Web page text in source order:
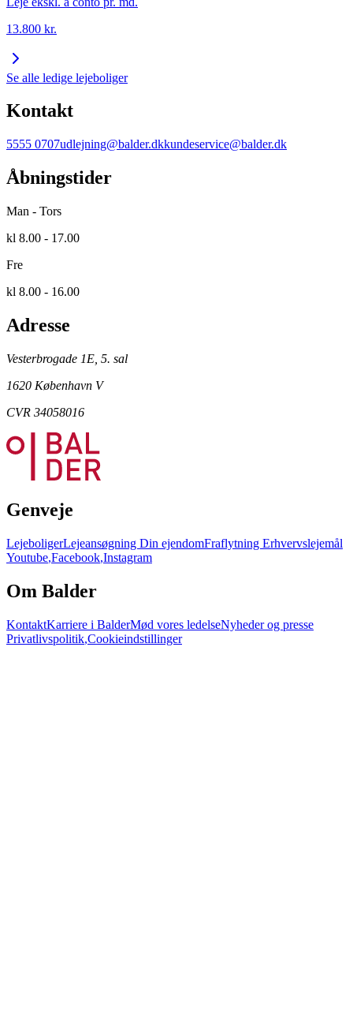
13.800 kr.
Se alle ledige lejeboliger
Kontakt
5555 0707udlejning@balder.dkkundeservice@balder.dk
Åbningstider
Man - Tors
kl 8.00 - 17.00
Fre
kl 8.00 - 16.00
Adresse
Vesterbrogade 1E, 5. sal
1620 København V
CVR 34058016
Genveje
LejeboligerLejeansøgning Din ejendomFraflytning Erhvervslejemål
Youtube,Facebook,Instagram
Om Balder
KontaktKarriere i BalderMød vores ledelseNyheder og presse
Privatlivspolitik,Cookieindstillinger